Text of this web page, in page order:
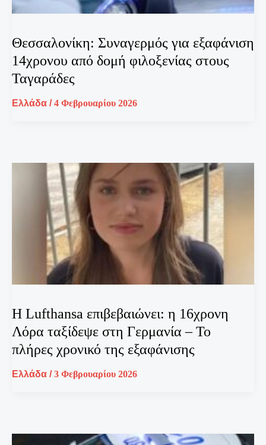
Θεσσαλονίκη: Συναγερμός για εξαφάνιση
14χρονου από δομή φιλοξενίας στους
Ταγαράδες
Ελλάδα /4 Φεβρουαρίου 2026
Η Lufthansa επιβεβαιώνει: η 16χρονη
Λόρα ταξίδεψε στη Γερμανία – Το
πλήρες χρονικό της εξαφάνισης
Ελλάδα /3 Φεβρουαρίου 2026